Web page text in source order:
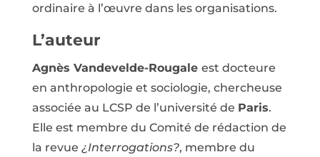
ordinaire à l’œuvre dans les organisations.
L’auteur
Agnès Vandevelde-Rougale est docteure
en anthropologie et sociologie, chercheuse
associée au LCSP de l’université de Paris.
Elle est membre du Comité de rédaction de
la revue ¿Interrogations?, membre du